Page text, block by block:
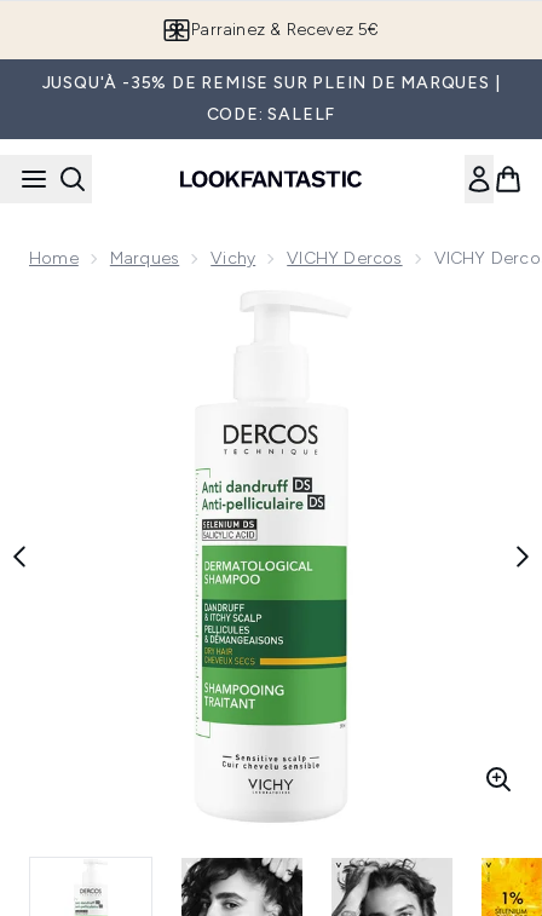
Parrainez & Recevez 5€
JUSQU'À -35% DE REMISE SUR PLEIN DE MARQUES |
CODE: SALELF
Home Marques Vichy VICHY Dercos VICHY
Now showing image 1 VICHY Dercos Shampooing Anti-